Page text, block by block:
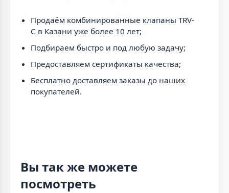
Продаём комбинированные клапаны TRV-
C в Казани уже более 10 лет;
Подбираем быстро и под любую задачу;
Предоставляем сертификаты качества;
Бесплатно доставляем заказы до наших
покупателей.
Вы так же можете
посмотреть